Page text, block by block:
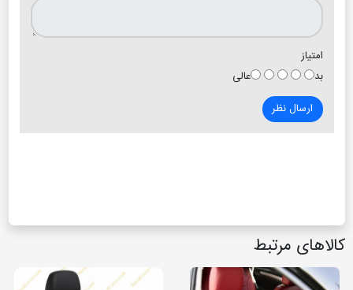
امتیاز
بد
عالی
ارسال نظر
کالاهای مرتبط